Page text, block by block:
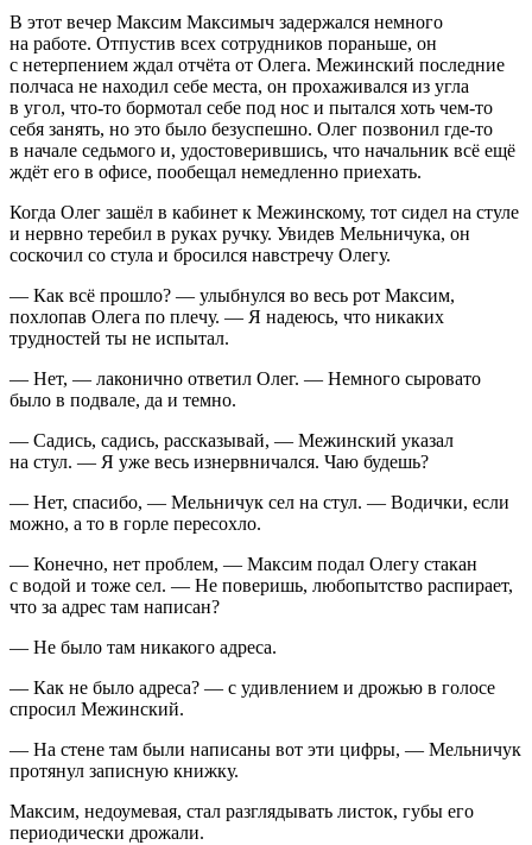
В этот вечер Максим Максимыч задержался немного
на работе. Отпустив всех сотрудников пораньше, он
с нетерпением ждал отчёта от Олега. Межинский последние
полчаса не находил себе места, он прохаживался из угла
в угол, что-то бормотал себе под нос и пытался хоть чем-то
себя занять, но это было безуспешно. Олег позвонил где-то
в начале седьмого и, удостоверившись, что начальник всё ещё
ждёт его в офисе, пообещал немедленно приехать.
Когда Олег зашёл в кабинет к Межинскому, тот сидел на стуле
и нервно теребил в руках ручку. Увидев Мельничука, он
соскочил со стула и бросился навстречу Олегу.
— Как всё прошло? — улыбнулся во весь рот Максим,
похлопав Олега по плечу. — Я надеюсь, что никаких
трудностей ты не испытал.
— Нет, — лаконично ответил Олег. — Немного сыровато
было в подвале, да и темно.
— Садись, садись, рассказывай, — Межинский указал
на стул. — Я уже весь изнервничался. Чаю будешь?
— Нет, спасибо, — Мельничук сел на стул. — Водички, если
можно, а то в горле пересохло.
— Конечно, нет проблем, — Максим подал Олегу стакан
с водой и тоже сел. — Не поверишь, любопытство распирает,
что за адрес там написан?
— Не было там никакого адреса.
— Как не было адреса? — с удивлением и дрожью в голосе
спросил Межинский.
— На стене там были написаны вот эти цифры, — Мельничук
протянул записную книжку.
Максим, недоумевая, стал разглядывать листок, губы его
периодически дрожали.